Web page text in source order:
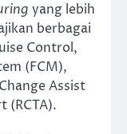
yang lebih
berbagai
Control,
(FCM),
Assist
(RCTA).